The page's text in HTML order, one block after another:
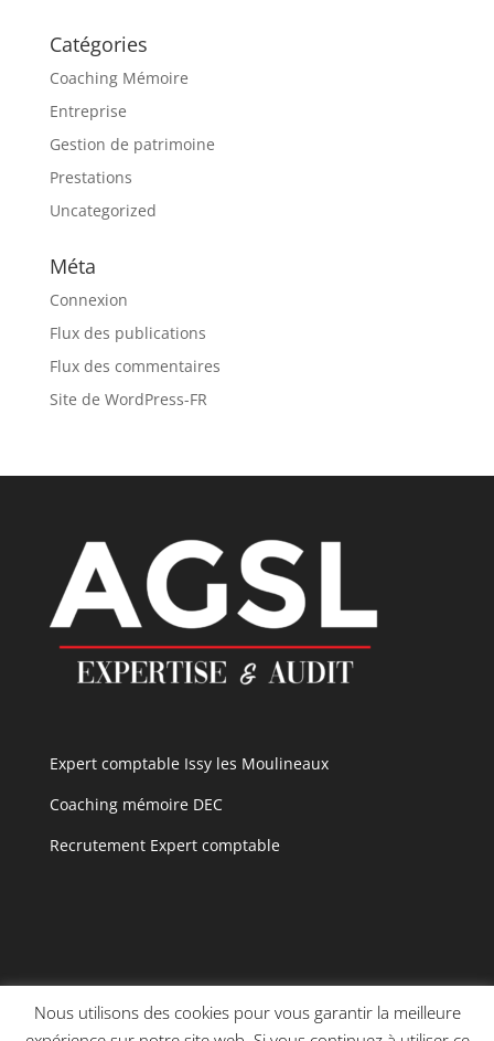
Catégories
Coaching Mémoire
Entreprise
Gestion de patrimoine
Prestations
Uncategorized
Méta
Connexion
Flux des publications
Flux des commentaires
Site de WordPress-FR
Expert comptable Issy les Moulineaux
Coaching mémoire DEC
Recrutement Expert comptable
Nous utilisons des cookies pour vous garantir la meilleure